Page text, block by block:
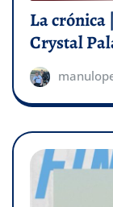
La crónica
Crystal